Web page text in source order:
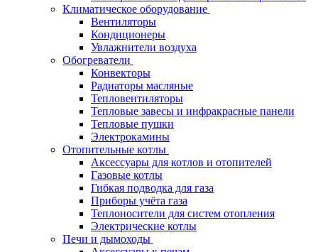
Климатическое оборудование
Вентиляторы
Кондиционеры
Увлажнители воздуха
Обогреватели
Конвекторы
Радиаторы масляные
Тепловентиляторы
Тепловые завесы и инфракрасные панели
Тепловые пушки
Электрокамины
Отопительные котлы
Аксессуары для котлов и отопителей
Газовые котлы
Гибкая подводка для газа
Приборы учёта газа
Теплоносители для систем отопления
Электрические котлы
Печи и дымоходы